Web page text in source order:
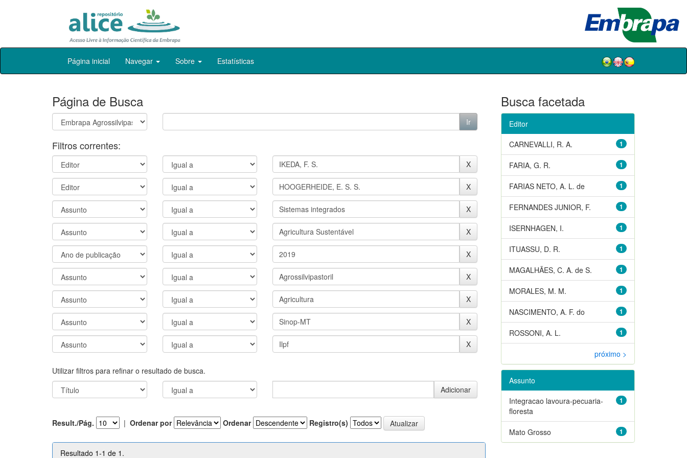
Skip
Página inicial Navegar Sobre Estatísticas
Página de Busca
Filtros correntes:
Utilizar filtros para refinar o resultado de busca.
Result./Pág. | Ordenar por Ordenar Registro(s)
Resultado 1-1 de 1.
Busca facetada
Editor
1
CARNEVALLI, R. A.
1
FARIA, G. R.
1
FARIAS NETO, A. L. de
1
FERNANDES JUNIOR, F.
1
ISERNHAGEN, I.
1
ITUASSU, D. R.
1
MAGALHÃES, C. A. de S.
1
MORALES, M. M.
1
NASCIMENTO, A. F. do
1
ROSSONI, A. L.
próximo >
Assunto
1
Integracao lavoura-pecuaria-
floresta
1
Mato Grosso